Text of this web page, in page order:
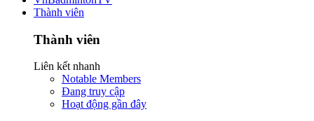
Thành viên
Thành viên
Liên kết nhanh
Notable Members
Đang truy cập
Hoạt động gần đây